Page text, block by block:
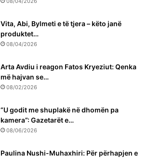
Vita, Abi, Bylmeti e të tjera – këto janë
produktet…
08/04/2026
Arta Avdiu i reagon Fatos Kryeziut: Qenka
më hajvan se…
08/02/2026
“U godit me shuplakë në dhomën pa
kamera”: Gazetarët e…
08/06/2026
Paulina Nushi-Muhaxhiri: Për përhapjen e